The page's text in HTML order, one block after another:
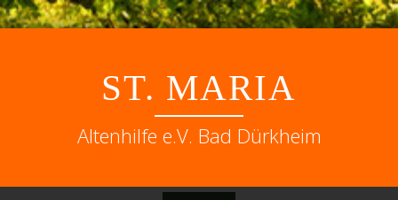
ST. MARIA
Altenhilfe e.V. Bad Dürkheim